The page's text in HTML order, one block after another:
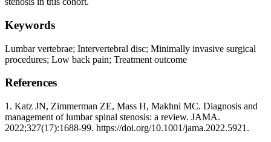
Keywords
Lumbar vertebrae; Intervertebral disc; Minimally invasive surgical
procedures; Low back pain; Treatment outcome
References
1. Katz JN, Zimmerman ZE, Mass H, Makhni MC. Diagnosis and
management of lumbar spinal stenosis: a review. JAMA.
2022;327(17):1688-99. https://doi.org/10.1001/jama.2022.5921.